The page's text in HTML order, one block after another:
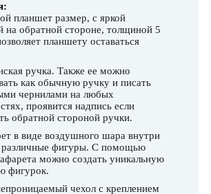
планшет размер, с яркой
на обратной стороне, толщиной 5
планшету оставаться
ручка. Также ее можно
как обычную ручку и писать
чернилами на любых
проявится надпись если
обратной стороной ручки.
в виде воздушного шара внутри
различные фигуры. С помощью
можно создать уникальную
фигурок.
чехол с креплением